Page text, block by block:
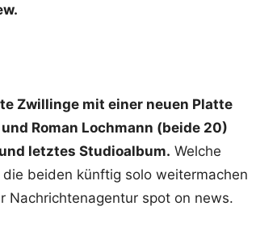
Zwillinge mit einer neuen Platte
Roman Lochmann (beide 20)
letztes Studioalbum. Welche
beiden künftig solo weitermachen
Nachrichtenagentur spot on news.